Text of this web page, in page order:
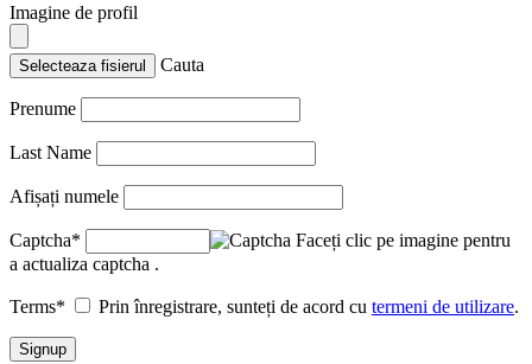
Imagine de profil
Selecteaza fisierul Cauta
Prenume
Last Name
Afișați numele
Captcha*
Faceți clic pe imagine pentru
a actualiza captcha .
Terms* Prin înregistrare, sunteți de acord cu termeni de utilizare.